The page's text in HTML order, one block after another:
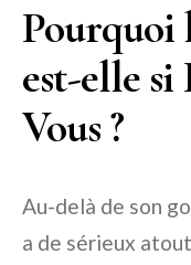
Pourquoi
est-elle
Vous ?
Au-delà de son
a de sérieux